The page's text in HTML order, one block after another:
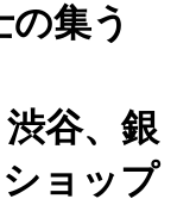
集う
谷、銀
ョップ